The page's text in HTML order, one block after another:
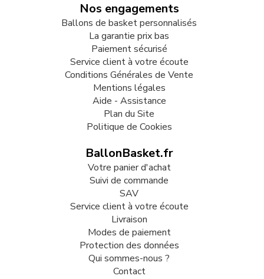
Nos engagements
Ballons de basket personnalisés
La garantie prix bas
Paiement sécurisé
Service client à votre écoute
Conditions Générales de Vente
Mentions légales
Aide - Assistance
Plan du Site
Politique de Cookies
BallonBasket.fr
Votre panier d'achat
Suivi de commande
SAV
Service client à votre écoute
Livraison
Modes de paiement
Protection des données
Qui sommes-nous ?
Contact